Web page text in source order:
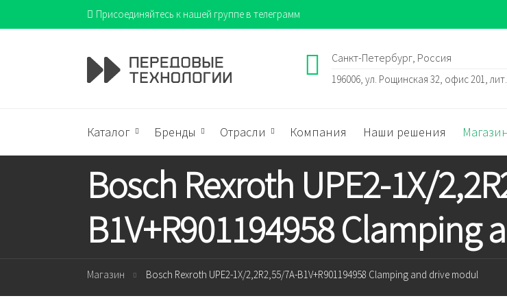
Присоединяйтесь к нашей группе в телеграмм
Санкт-Петербург, Россия
196006, ул. Рощинская 32, офис 201,
Каталог Бренды Отрасли Компания Наши решения Магазин
Bosch Rexroth UPE2-1X/
B1V+R901194958
Магазин Bosch Rexroth UPE2-1X/2,2R2,55/7A-B1V+R901194958 Clamping and drive modul